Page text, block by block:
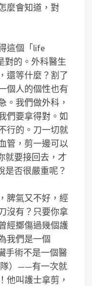
麼會知道，對
這個「life
對的。外科醫生
還等什麼？割了
個人的個性也有
。我們做外科，
們要拿得對。如
行的。刀一切就
管，剪一邊可以
就要接回去，才
是否很嚴重呢？
脾氣又不好，經
沒有？只要你拿
經擲傷過幾個護
我們是一個
手術不是一個醫
）——有一次就
他叫護士拿剪，